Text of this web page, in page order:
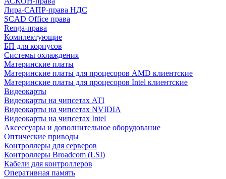
Лира-САПР-права НДС
SCAD Office права
Renga-права
Комплектующие
БП для корпусов
Системы охлаждения
Материнские платы
Материнские платы для процесоров AMD клиентские
Материнские платы для процесоров Intel клиентские
Видеокарты
Видеокарты на чипсетах ATI
Видеокарты на чипсетах NVIDIA
Видеокарты на чипсетах Intel
Аксессуары и дополнительное оборудование
Оптические приводы
Контроллеры для серверов
Контроллеры Broadcom (LSI)
Кабели для контроллеров
Оперативная память